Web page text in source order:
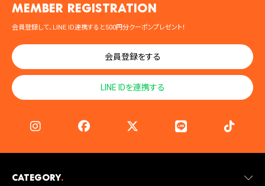
MEMBER registration
会員登録して、LINE ID連携すると500円分クーポンプレゼント！
会員登録をする
LINE IDを連携する
Category.